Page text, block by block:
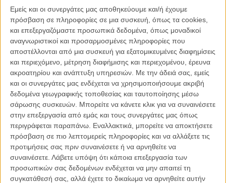
Εμείς και οι συνεργάτες μας αποθηκεύουμε και/ή έχουμε
πρόσβαση σε πληροφορίες σε μια συσκευή, όπως τα cookies,
και επεξεργαζόμαστε προσωπικά δεδομένα, όπως μοναδικοί
αναγνωριστικοί και προσαρμοσμένες πληροφορίες που
αποστέλλονται από μια συσκευή για εξατομικευμένες διαφημίσεις
και περιεχόμενο, μέτρηση διαφήμισης και περιεχομένου, έρευνα
ακροατηρίου και ανάπτυξη υπηρεσιών. Με την άδειά σας, εμείς
και οι συνεργάτες μας ενδέχεται να χρησιμοποιήσουμε ακριβή
δεδομένα γεωγραφικής τοποθεσίας και ταυτοποίησης μέσω
σάρωσης συσκευών. Μπορείτε να κάνετε κλικ για να συναινέσετε
στην επεξεργασία από εμάς και τους συνεργάτες μας όπως
περιγράφεται παραπάνω. Εναλλακτικά, μπορείτε να αποκτήσετε
πρόσβαση σε πιο λεπτομερείς πληροφορίες και να αλλάξετε τις
προτιμήσεις σας πριν συναινέσετε ή να αρνηθείτε να
συναινέσετε. Λάβετε υπόψη ότι κάποια επεξεργασία των
προσωπικών σας δεδομένων ενδέχεται να μην απαιτεί τη
συγκατάθεσή σας, αλλά έχετε το δικαίωμα να αρνηθείτε αυτήν
Από το «Stand by Me» μέχρι το «Cape Fear» και από το «Full
Metal Jacket» μέχρι το «Blue Velvet», οι 100 απειλές που χώρεσαν
μέσα στα περίπου 11 λεπτά του βίντεο που έφτιαξε (με τέχνη) ο
Χάρι Χάρναχαν λειτουργούν προς διάφορες κατευθύνσεις: δίνουν
ιδέες για κάθε περίσταση και μαζί ολοκληρώνουν ένα πάνθεον με
τρομακτικούς χαρακτήρες σε τρομακτικές στιγμές.
Δείτε το εδώ με δική σας ευθύνη (και προειδοποίηση για σκληρή
γλώσσα):